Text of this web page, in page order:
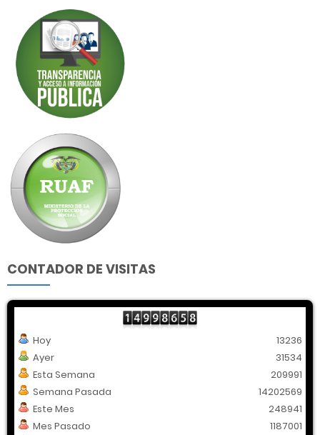
CONTADOR DE VISITAS
Hoy
Ayer
Esta Semana
Semana Pasada
Este Mes
Mes Pasado
13236
31534
209991
14202569
248941
1187001